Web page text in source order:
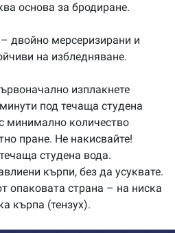
основа за бродиране.
– двойно мерсеризирани и
на избледняване.
изплакнете
под течаща студена
минимално количество
пране. Не накисвайте!
студена вода.
кърпи, без да усуквате.
опаковата страна – на ниска
кърпа (тензух).